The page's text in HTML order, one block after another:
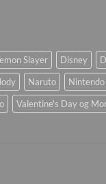
Slayer Disney
Naruto Nintendo
Valentine's Day og